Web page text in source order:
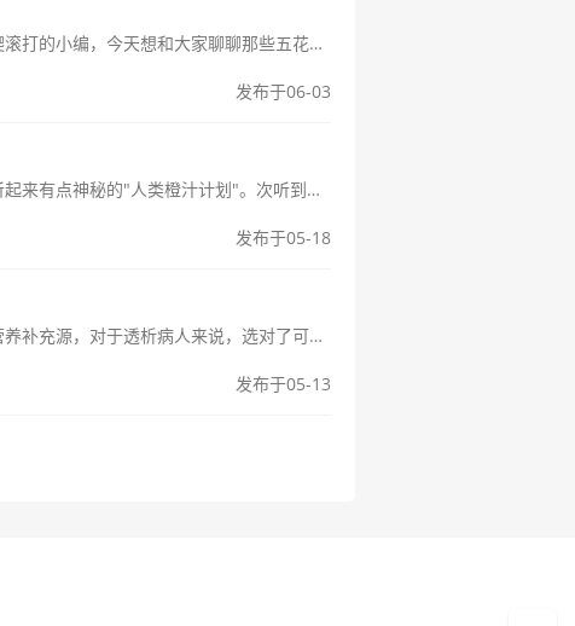
揭秘哪种减肥方法有效科学瘦身不反弹大家好呀！作为一个曾经在减肥路上摸爬滚打的小编，今天想和大家聊聊那些五花八门的减肥方法，到底哪种靠谱。说实话，我也试过不少方法，有的效果确实不错，有的嘛就当交学费了。那些...
发布于06-03
人类橙汁计划是什么意思原来和健康有关大家好呀！今天我想和大家聊聊这个听起来有点神秘的"人类橙汁计划"。次听到这个名字的时候，我还以为是什么科幻电影里的情节呢，结果发现它其实和我们的健康息息相关。作为一个对健康...
发布于05-18
当病人需要进行透析治疗时，饮食方面的选择尤为重要。水果作为一种天然的营养补充源，对于透析病人来说，选对了可以增添营养，选错了却可能带来不良影响。那么，究竟哪些水果适合透析病人呢？接下来我们一起来探讨一下。1...
发布于05-13